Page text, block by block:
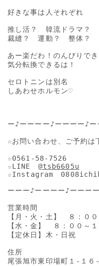
好きな事は人それぞれ
推し活？　韓流ドラマ？
裁縫？　運動？　整体？
あー楽だわ！のんびりでき
気分転換できるは！
セロトニンは別名
しあわせホルモン♡
ー♪ーーーー♪ーーーー♪ー
☆お問い合わせ、ご予約は
☆0561-58-7526
☆LINE @tsb6605u
☆Instagram　
ーーー♪ーーーー♪ーーー
営業時間
【月・火・土】　８：０
【水・金】　８：００～
【定休日】木・日祝
住所
尾張旭市東印場町１-１６